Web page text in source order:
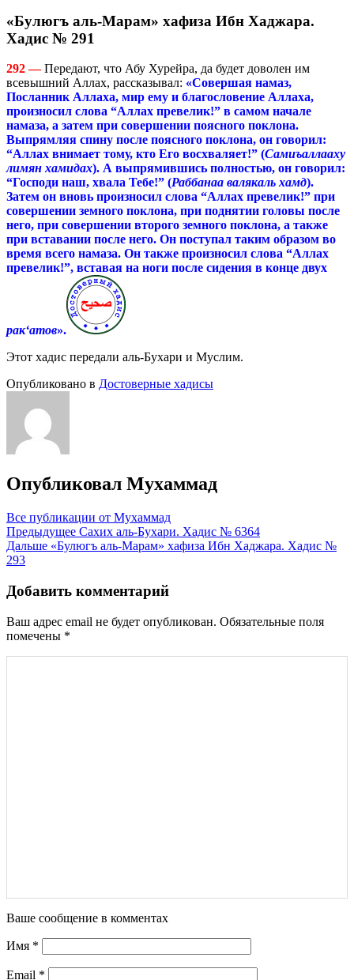
«Булюгъ аль-Марам» хафиза Ибн Хаджара.
Хадис № 291
292 — Передают, что Абу Хурейра, да будет доволен им
всевышний Аллах, рассказывал: «Совершая намаз,
Посланник Аллаха, мир ему и благословение Аллаха,
произносил слова “Аллах превелик!” в самом начале
намаза, а затем при совершении поясного поклона.
Выпрямляя спину после поясного поклона, он говорил:
“Аллах внимает тому, кто Его восхваляет!” (Самиъаллааху
лимян хамидах). А выпрямившись полностью, он говорил:
“Господи наш, хвала Тебе!” (Раббанаа валякаль хамд).
Затем он вновь произносил слова “Аллах превелик!” при
совершении земного поклона, при поднятии головы после
него, при совершении второго земного поклона, а также
при вставании после него. Он поступал таким образом во
время всего намаза. Он также произносил слова “Аллах
превелик!”, вставая на ноги после сидения в конце двух
рак‘атов».
Этот хадис передали аль-Бухари и Муслим.
Опубликовано в Достоверные хадисы
Опубликовал Мухаммад
Все публикации от Мухаммад
Навигация
по
Предыдущее Сахих аль-Бухари. Хадис № 6364
Дальше «Булюгъ аль-Марам» хафиза Ибн Хаджара. Хадис №
293
Добавить комментарий
Ваш адрес email не будет опубликован. Обязательные поля
помечены *
Ваше сообщение в комментах
Имя *
Email *